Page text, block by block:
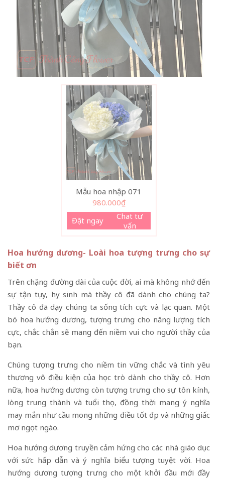
Mẫu hoa nhập 071
980.000₫
Đặt ngay
Chat tư
vấn
Hoa hướng dương- Loài hoa tượng trưng cho sự
biết ơn
Trên chặng đường dài của cuộc đời, ai mà không nhớ đến
sự tận tụy, hy sinh mà thầy cô đã dành cho chúng ta?
Thầy cô đã dạy chúng ta sống tích cực và lạc quan. Một
bó hoa hướng dương, tượng trưng cho năng lượng tích
cực, chắc chắn sẽ mang đến niềm vui cho người thầy của
bạn.
Chúng tượng trưng cho niềm tin vững chắc và tình yêu
thương vô điều kiện của học trò dành cho thầy cô. Hơn
nữa, hoa hướng dương còn tượng trưng cho sự tôn kính,
lòng trung thành và tuổi thọ, đồng thời mang ý nghĩa
may mắn như cầu mong những điều tốt đẹp và những giấc
mơ ngọt ngào.
Hoa hướng dương truyền cảm hứng cho các nhà giáo dục
với sức hấp dẫn và ý nghĩa biểu tượng tuyệt vời. Hoa
hướng dương tượng trưng cho một khởi đầu mới đầy